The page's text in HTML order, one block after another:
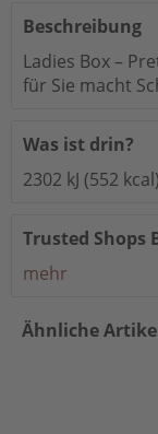
Beschreibung
Ladies Box –
für Sie macht
Was ist drin?
2302 kJ (552 kcal)
Trusted Shops
mehr
Ähnliche